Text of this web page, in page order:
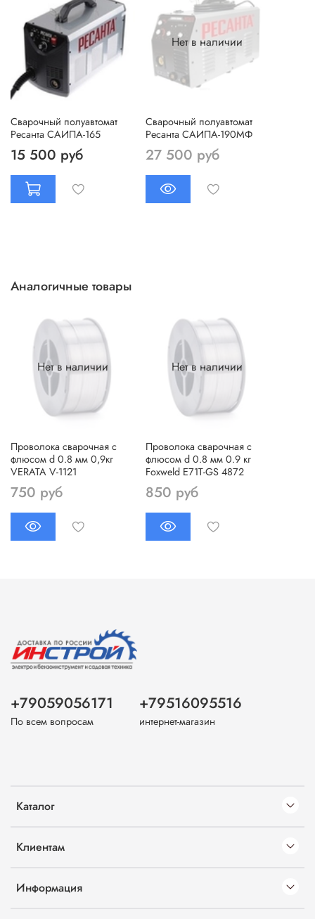
Сварочный полуавтомат
Ресанта САИПА-165
15 500 руб
Нет в наличии
Сварочный полуавтомат
Ресанта САИПА-190МФ
27 500 руб
Аналогичные товары
Нет в наличии
Проволока сварочная с
флюсом d 0.8 мм 0,9кг
VERATA V-1121
750 руб
Нет в наличии
Проволока сварочная с
флюсом d 0.8 мм 0.9 кг
Foxweld E71T-GS 4872
850 руб
Каталог
Клиентам
Информация
+79059056171
По всем вопросам
+79516095516
интернет-магазин